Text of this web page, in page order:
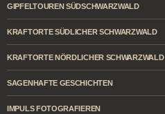
GIPFELTOUREN SÜDSCHWARZWALD
KRAFTORTE SÜDLICHER SCHWARZWALD
KRAFTORTE NÖRDLICHER SCHWARZWALD
SAGENHAFTE GESCHICHTEN
IMPULS FOTOGRAFIEREN